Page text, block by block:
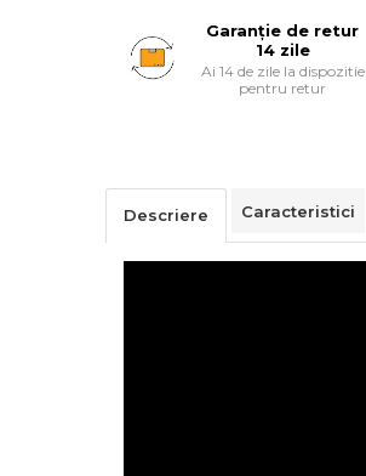
Cabluri Incalzitoare cu
Accesorii Baie
Garanție de retur
14 zile
Ai 14 de zile la dispozitie
pentru retur
Descriere Caracteristici